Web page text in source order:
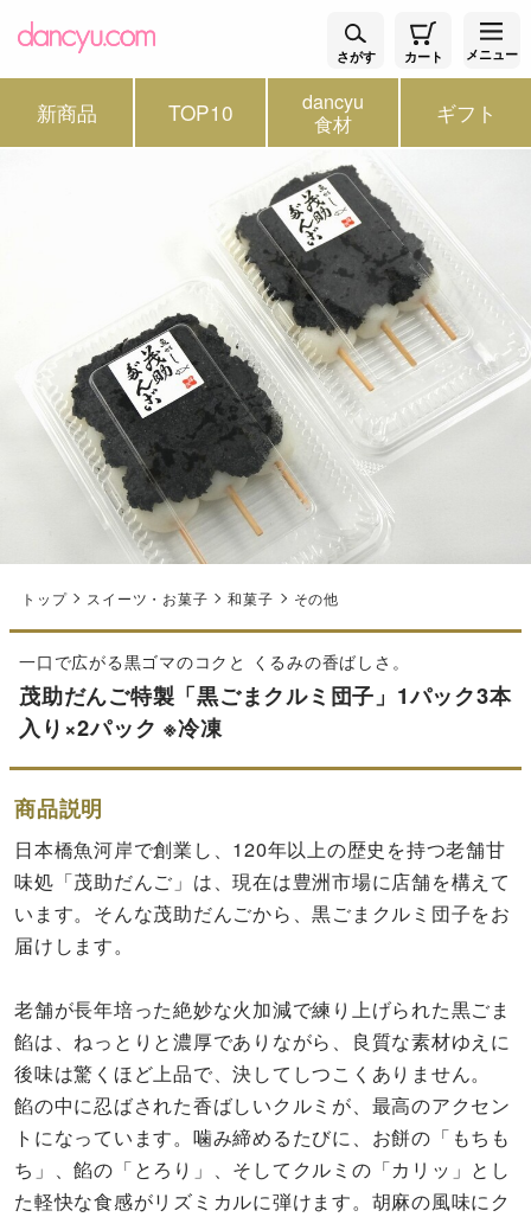
さがす カート メニュー
新商品 TOP10 dancyu
食材 ギフト
トップ スイーツ・お菓子 和菓子 その他
一口で広がる黒ゴマのコクと くるみの香ばしさ。
茂助だんご特製「黒ごまクルミ団子」1パック3本
入り×2パック ※冷凍
商品説明
日本橋魚河岸で創業し、120年以上の歴史を持つ老舗甘
味処「茂助だんご」は、現在は豊洲市場に店舗を構えて
います。そんな茂助だんごから、黒ごまクルミ団子をお
届けします。
老舗が長年培った絶妙な火加減で練り上げられた黒ごま
餡は、ねっとりと濃厚でありながら、良質な素材ゆえに
後味は驚くほど上品で、決してしつこくありません。
餡の中に忍ばされた香ばしいクルミが、最高のアクセン
トになっています。噛み締めるたびに、お餅の「もちも
ち」、餡の「とろり」、そしてクルミの「カリッ」とし
た軽快な食感がリズミカルに弾けます。胡麻の風味にク